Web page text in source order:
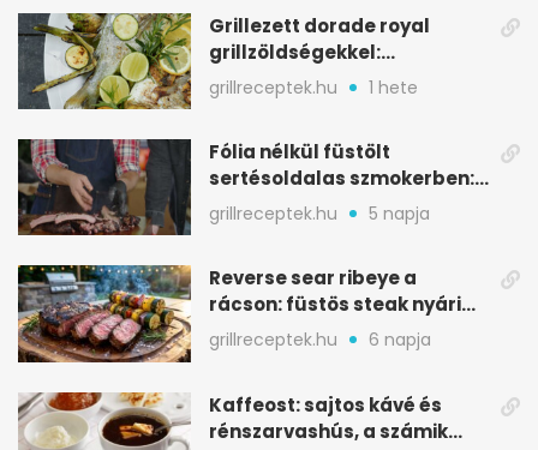
Grillezett dorade royal
grillzöldségekkel:
mediterrán ízek a rostélyról
grillreceptek.hu 1 hete
Fólia nélkül füstölt
sertésoldalas szmokerben:
ropogós bark, 6 óra
grillreceptek.hu 5 napja
Reverse sear ribeye a
rácson: füstös steak nyári
tökkebabbal
grillreceptek.hu 6 napja
Kaffeost: sajtos kávé és
rénszarvashús, a számik